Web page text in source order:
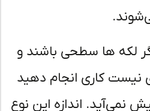
ها سطحی باشند و
کاری انجام دهید
اندازه این نوع